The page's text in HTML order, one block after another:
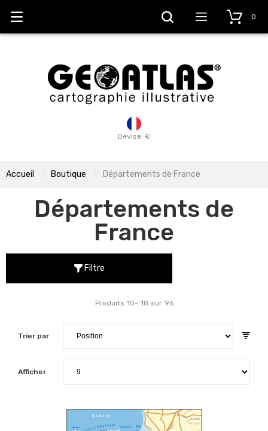
Devise: €
0
Accueil Boutique Départements de France
Départements de
France
Filtre
Trier par
Produits 10- 18 sur 96
Afficher